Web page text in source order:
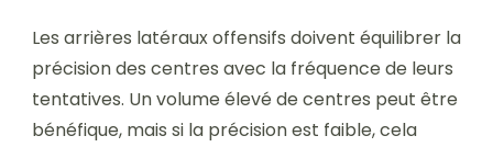
Les arrières latéraux offensifs doivent équilibrer la
précision des centres avec la fréquence de leurs
tentatives. Un volume élevé de centres peut être
bénéfique, mais si la précision est faible, cela